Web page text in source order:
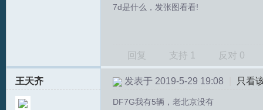
7d是什么，发张图看看!
回复 支持 1 反对 0
王天齐 发表于 2019-5-29 19:08 只看
DF7G我有5辆，老北京没有